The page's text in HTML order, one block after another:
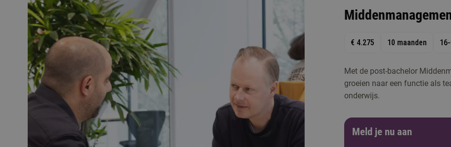
€ 4.275 10 maanden
Met de post-bachelor
groeien naar een functie als
onderwijs.
Meld je nu aan